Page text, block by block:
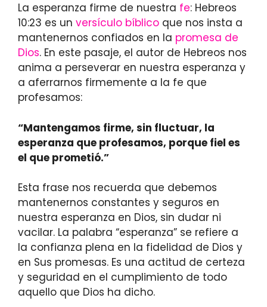
La esperanza firme de nuestra fe: Hebreos
10:23 es un versículo bíblico que nos insta a
mantenernos confiados en la promesa de
Dios. En este pasaje, el autor de Hebreos nos
anima a perseverar en nuestra esperanza y
a aferrarnos firmemente a la fe que
profesamos:
“Mantengamos firme, sin fluctuar, la
esperanza que profesamos, porque fiel es
el que prometió.”
Esta frase nos recuerda que debemos
mantenernos constantes y seguros en
nuestra esperanza en Dios, sin dudar ni
vacilar. La palabra “esperanza” se refiere a
la confianza plena en la fidelidad de Dios y
en Sus promesas. Es una actitud de certeza
y seguridad en el cumplimiento de todo
aquello que Dios ha dicho.